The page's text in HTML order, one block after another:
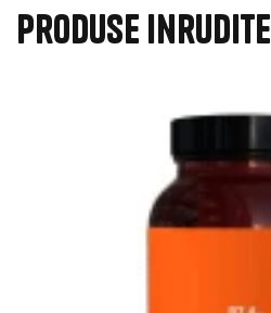
Produse inrudite